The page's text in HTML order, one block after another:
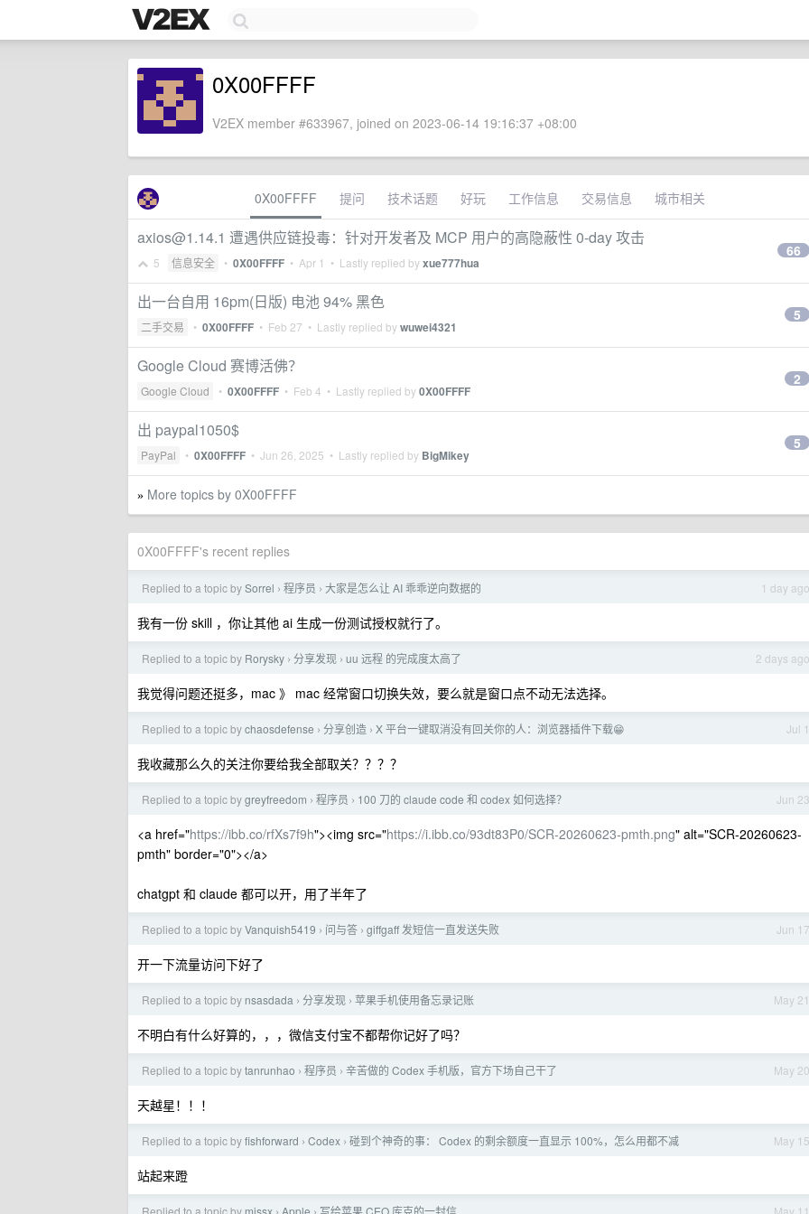
0X00FFFF
V2EX member #633967, joined on 2023-06-14 19:16:37 +08:00
0X00FFFF 提问 技术话题 好玩 工作信息 交易信息 城市相关
axios@1.14.1 遭遇供应链投毒：针对开发者及 MCP 用户的高隐蔽性 0-day 攻击
5 信息安全 • 0X00FFFF • Apr 1 • Lastly replied byxue777hua
66
出一台自用 16pm(日版) 电池 94% 黑色
二手交易 • 0X00FFFF • Feb 27 • Lastly replied bywuwei4321
5
Google Cloud 赛博活佛？
Google Cloud • 0X00FFFF • Feb 4 • Lastly replied by0X00FFFF
2
出 paypal1050$
PayPal • 0X00FFFF • Jun 26, 2025 • Lastly replied by BigMikey
5
» More topics by 0X00FFFF
0X00FFFF's recent replies
1 day ago
Replied to a topic bySorrel › 程序员 › 大家是怎么让 AI 乖乖逆向数据的
我有一份 skill ，你让其他 ai 生成一份测试授权就行了。
2 days ago
Replied to a topic by Rorysky › 分享发现 › uu 远程 的完成度太高了
我觉得问题还挺多，mac 》 mac 经常窗口切换失效，要么就是窗口点不动无法选择。
Jul 1
Replied to a topic bychaosdefense › 分享创造 › X 平台一键取消没有回关你的人：浏览器插件下载😁
我收藏那么久的关注你要给我全部取关？？？？
Jun 23
Replied to a topic bygreyfreedom › 程序员 › 100 刀的 claude code 和 codex 如何选择？
<a href="https://ibb.co/rfXs7f9h"><img src="https://i.ibb.co/93dt83P0/SCR-20260623-pmth.png" alt="SCR-20260623-
pmth" border="0"></a>
chatgpt 和 claude 都可以开，用了半年了
Jun 17
Replied to a topic byVanquish5419 › 问与答 › giffgaff 发短信一直发送失败
开一下流量访问下好了
May 21
Replied to a topic by nsasdada › 分享发现 › 苹果手机使用备忘录记账
不明白有什么好算的，，，微信支付宝不都帮你记好了吗？
May 20
Replied to a topic bytanrunhao › 程序员 › 辛苦做的 Codex 手机版，官方下场自己干了
天越星！！！
May 15
Replied to a topic byfishforward › Codex › 碰到个神奇的事： Codex 的剩余额度一直显示 100%，怎么用都不减
站起来蹬
May 11
Replied to a topic by missx Apple 写给苹果 CEO 库克的一封信